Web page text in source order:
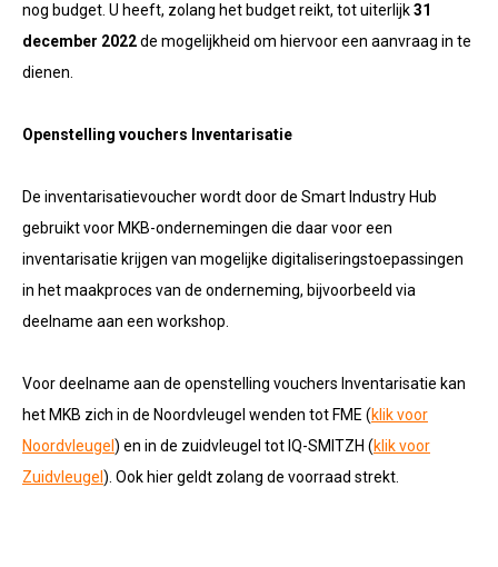
nog budget. U heeft, zolang het budget reikt, tot uiterlijk31
december 2022de mogelijkheid om hiervoor een aanvraag in te
dienen.
Openstelling vouchers Inventarisatie
De inventarisatievoucher wordt door de Smart Industry Hub
gebruikt voor MKB-ondernemingen die daar voor een
inventarisatie krijgen van mogelijke digitaliseringstoepassingen
in het maakproces van de onderneming, bijvoorbeeld via
deelname aan een workshop.
Voor deelname aan de openstelling vouchers Inventarisatie kan
het MKB zich in de Noordvleugel wenden tot FME (klik voor
Noordvleugel ) en in de zuidvleugel tot IQ-SMITZH (klik voor
Zuidvleugel ). Ook hier geldt zolang de voorraad strekt.